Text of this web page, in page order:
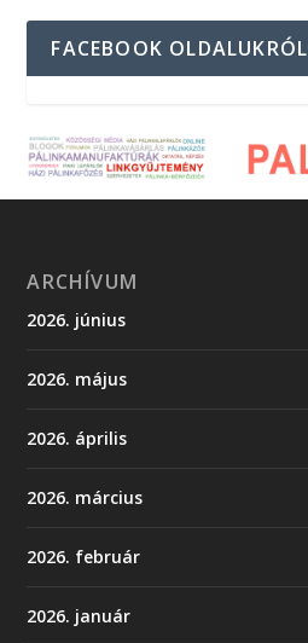
FACEBOOK OLDALUKRÓL
ARCHÍVUM
2026. június
2026. május
2026. április
2026. március
2026. február
2026. január